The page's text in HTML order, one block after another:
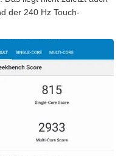
der 240 Hz Touch-